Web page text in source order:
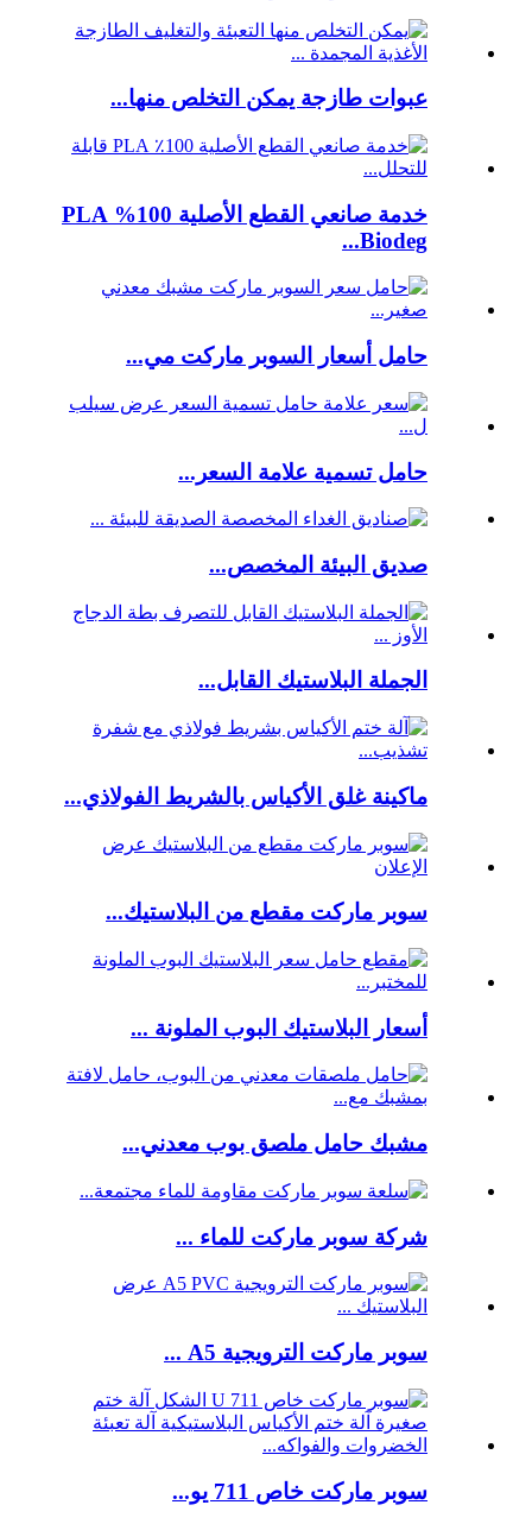
عبوات طازجة يمكن التخلص منها...
خدمة صانعي القطع الأصلية 100% PLA
Biodeg...
حامل أسعار السوبر ماركت مي...
حامل تسمية علامة السعر...
صديق البيئة المخصص...
الجملة البلاستيك القابل...
ماكينة غلق الأكياس بالشريط الفولاذي...
سوبر ماركت مقطع من البلاستيك...
أسعار البلاستيك البوب ​​الملونة ...
مشبك حامل ملصق بوب معدني...
شركة سوبر ماركت للماء ...
سوبر ماركت الترويجية A5 ...
سوبر ماركت خاص 711 يو...